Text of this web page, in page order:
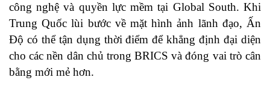
công nghệ và quyền lực mềm tại Global South. Khi
Trung Quốc lùi bước về mặt hình ảnh lãnh đạo, Ấn
Độ có thể tận dụng thời điểm để khẳng định đại diện
cho các nền dân chủ trong BRICS và đóng vai trò cân
bằng mới mẻ hơn.